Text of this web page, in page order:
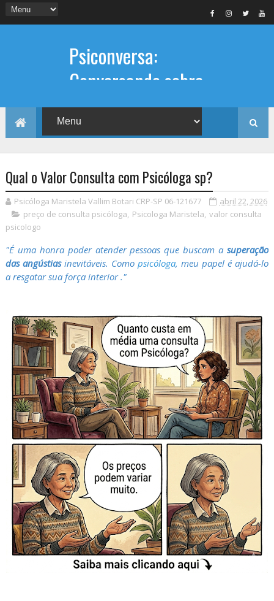
Psiconversa:
Conversando sobre
Psicologia
Informações sobre: Psicóloga,
Psicoterapia, terapia de casal, terapia
individual, Psicóloga online e presencial,
Qual o Valor Consulta com Psicóloga sp?
Psicóloga Maristela Vallim Botari CRP-SP 06-121677
abril 22, 2026
preço de consulta psicóloga, Psicologa Maristela, valor consulta
psicologo
"É uma honra poder atender pessoas que buscam asuperação
das angústiasinevitáveis. Como psicóloga, meu papel é ajudá-lo
a resgatar sua força interior ."